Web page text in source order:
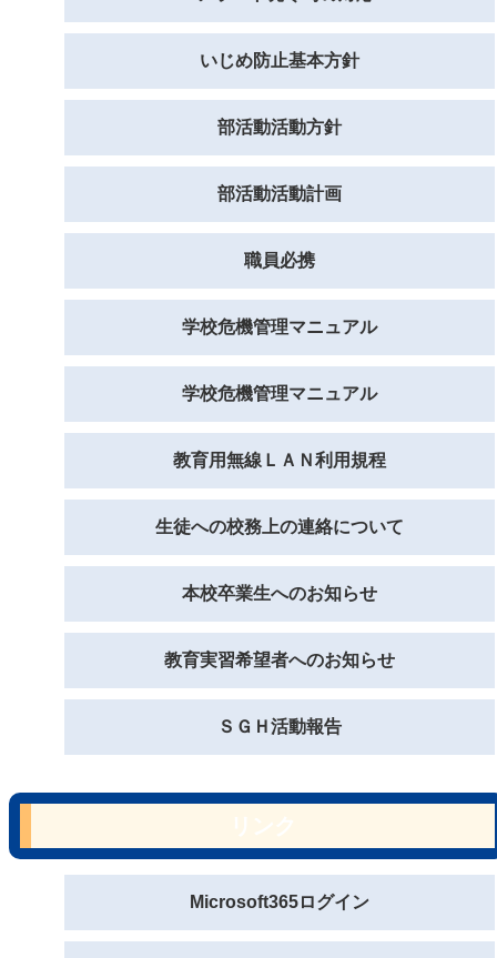
いじめ防止基本方針
部活動活動方針
部活動活動計画
職員必携
学校危機管理マニュアル
学校危機管理マニュアル
教育用無線ＬＡＮ利用規程
生徒への校務上の連絡について
本校卒業生へのお知らせ
教育実習希望者へのお知らせ
ＳＧＨ活動報告
Microsoft365ログイン